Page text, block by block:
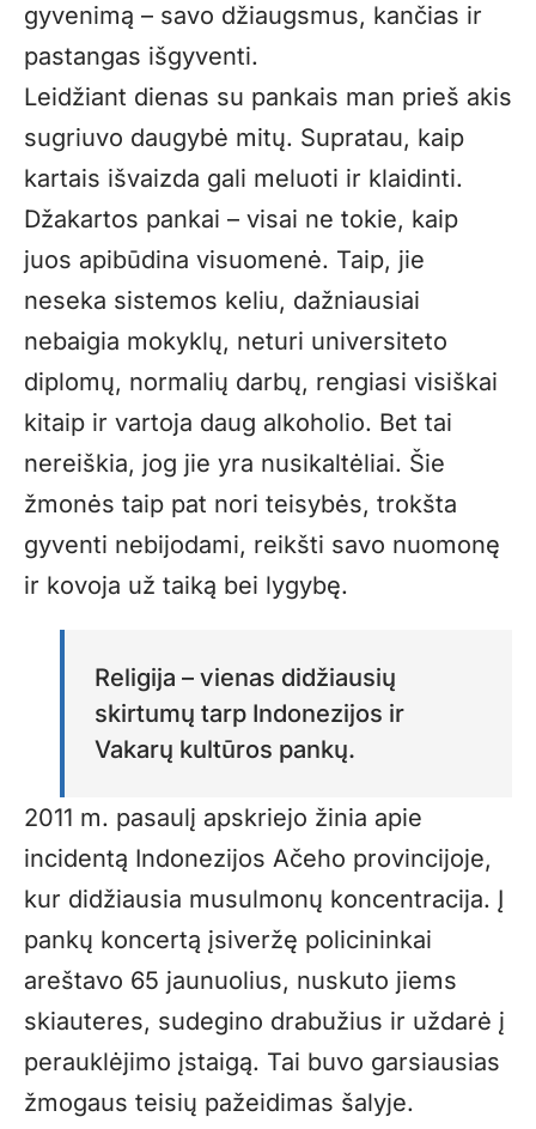
gyvenimą – savo džiaugsmus, kančias ir
pastangas išgyventi.
Leidžiant dienas su pankais man prieš akis
sugriuvo daugybė mitų. Supratau, kaip
kartais išvaizda gali meluoti ir klaidinti.
Džakartos pankai – visai ne tokie, kaip
juos apibūdina visuomenė. Taip, jie
neseka sistemos keliu, dažniausiai
nebaigia mokyklų, neturi universiteto
diplomų, normalių darbų, rengiasi visiškai
kitaip ir vartoja daug alkoholio. Bet tai
nereiškia, jog jie yra nusikaltėliai. Šie
žmonės taip pat nori teisybės, trokšta
gyventi nebijodami, reikšti savo nuomonę
ir kovoja už taiką bei lygybę.
Religija – vienas didžiausių
skirtumų tarp Indonezijos ir
Vakarų kultūros pankų.
2011 m. pasaulį apskriejo žinia apie
incidentą Indonezijos Ačeho provincijoje,
kur didžiausia musulmonų koncentracija. Į
pankų koncertą įsiveržę policininkai
areštavo 65 jaunuolius, nuskuto jiems
skiauteres, sudegino drabužius ir uždarė į
perauklėjimo įstaigą. Tai buvo garsiausias
žmogaus teisių pažeidimas šalyje.